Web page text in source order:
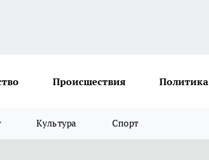
Происшествия Политика
Культура Спорт